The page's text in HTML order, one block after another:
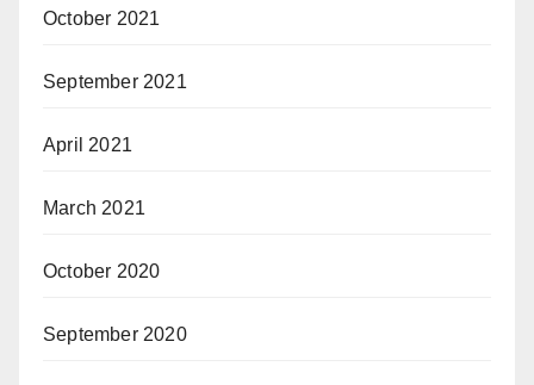
October 2021
September 2021
April 2021
March 2021
October 2020
September 2020